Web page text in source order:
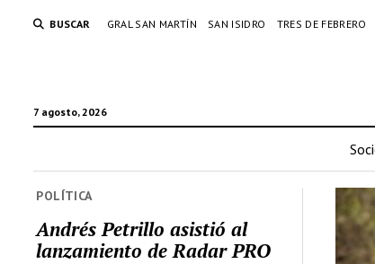
BUSCAR GRAL SAN MARTÍN SAN ISIDRO TRES DE FEBRERO
7 agosto, 2026
POLÍTICA
Andrés Petrillo asistió al
lanzamiento de Radar PRO